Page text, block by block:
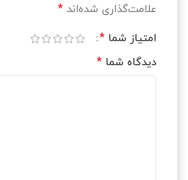
علامت‌گذاری شده‌اند *
امتیاز شما *
دیدگاه شما *